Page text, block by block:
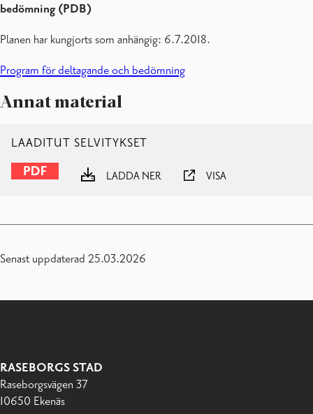
bedömning (PDB)
Planen har kungjorts som anhängig: 6.7.2018.
Program för deltagande och bedömning
Annat material
LAADITUT SELVITYKSET
LADDA NER VISA
Senast uppdaterad 25.03.2026
RASEBORGS STAD
Raseborgsvägen 37
10650 Ekenäs